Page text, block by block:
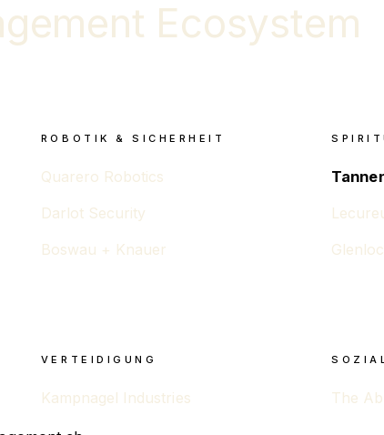
Ecosystem
ROBOTIK & SICHERHEIT
Quarero Robotics
Darlot Security
Boswau + Knauer
VERTEIDIGUNG
Kampnagel Industries The